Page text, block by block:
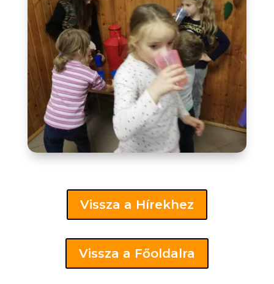
Vissza a Hírekhez
Vissza a Főoldalra